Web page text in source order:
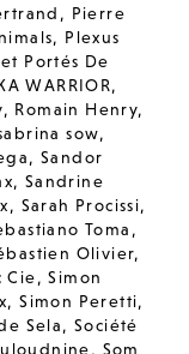
, Pierre
, Plexus
Portés De
WARRIOR,
, Romain Henry,
sow,
,Sandor
, Sandrine
, Sarah Procissi,
Toma ,
Olivier,
Cie,Simon
,Simon Peretti,
Sela,Société
, Som